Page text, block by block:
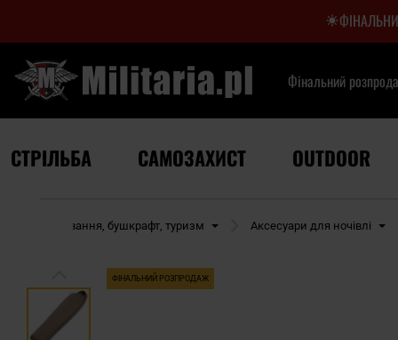
Фінальний
СТРІЛЬБА САМОЗАХИСТ OUTDOOR
Виживання, бушкрафт, туризм Аксесуари для ночівлі
ФІНАЛЬНИЙ РОЗПРОДАЖ